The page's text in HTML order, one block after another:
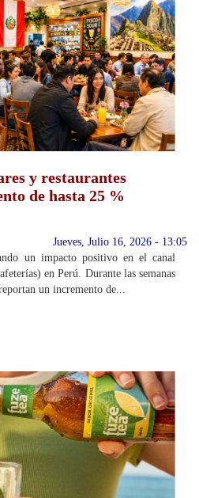
y restaurantes
de hasta 25 %
Jueves, Julio 16, 2026 - 13:05
un impacto positivo en el canal
en Perú. Durante las semanas
un incremento de...